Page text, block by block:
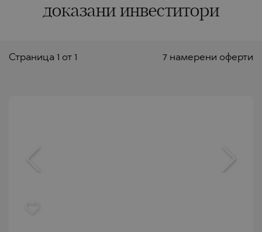
доказани инвеститори
7 намерени оферти
Страницa 1 от 1